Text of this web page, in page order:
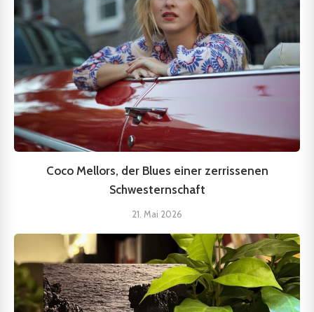
Coco Mellors, der Blues einer zerrissenen
Schwesternschaft
21. Mai 2026